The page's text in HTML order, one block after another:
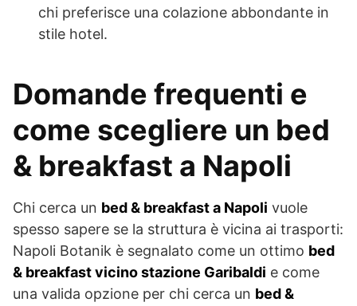
chi preferisce una colazione abbondante in
stile hotel.
Domande frequenti e
come scegliere un bed
& breakfast a Napoli
Chi cerca un bed & breakfast a Napoli vuole
spesso sapere se la struttura è vicina ai trasporti:
Napoli Botanik è segnalato come un ottimo bed
& breakfast vicino stazione Garibaldi e come
una valida opzione per chi cerca un bed &